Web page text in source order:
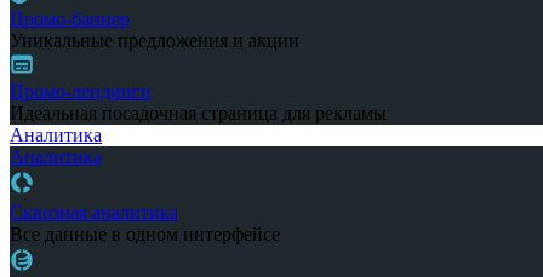
Промо-баннер
Уникальные предложения и акции
Промо-лендинги
Идеальная посадочная страница для рекламы
Аналитика
Аналитика
Сквозная аналитика
Все данные в одном интерфейсе